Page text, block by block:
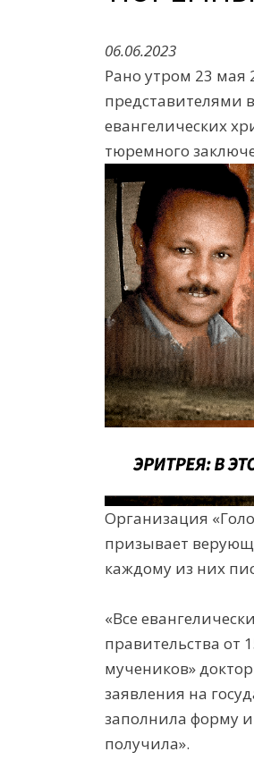
06.06.2023
Рано утром 23 мая
представителями
евангелических
тюремного
Организация
призывает
каждому из них
«Все
правительства от
мучеников»
заявления на
заполнила форму
получила».